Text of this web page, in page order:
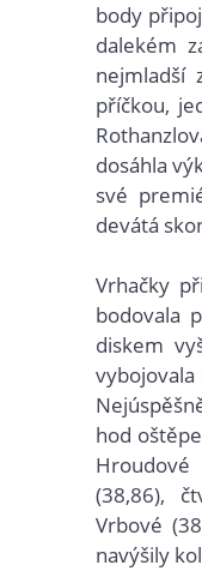
body
dalekém
nejmladší
příčkou,
dosáhla
své
devátá
Vrhačky
bodovala
diskem
vybojovala
hod
(38,86),
Vrbové
navýšily